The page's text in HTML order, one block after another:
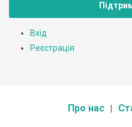
Вхід
Реєстрація
Про нас